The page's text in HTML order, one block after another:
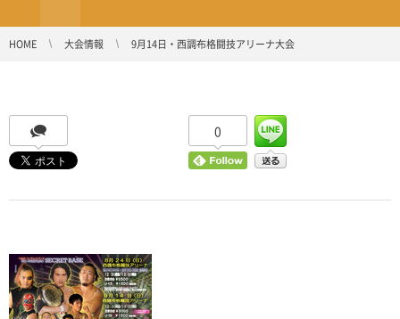
HOME 大会情報 9月14日・西調布格闘技アリーナ大会
0